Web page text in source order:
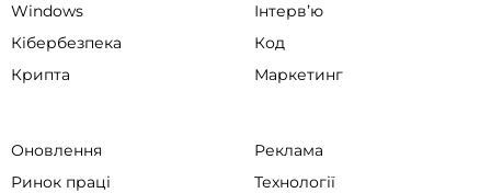
Windows
Інтервʼю
Кібербезпека
Код
Крипта
Маркетинг
Оновлення
Реклама
Ринок праці
Технології